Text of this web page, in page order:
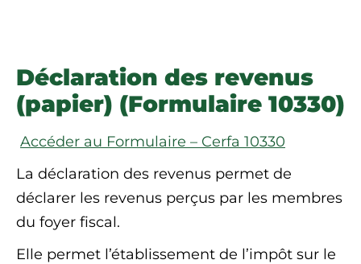
Déclaration des revenus
(papier) (Formulaire 10330)
Accéder au Formulaire – Cerfa 10330
La déclaration des revenus permet de
déclarer les revenus perçus par les membres
du foyer fiscal.
Elle permet l’établissement de l’impôt sur le